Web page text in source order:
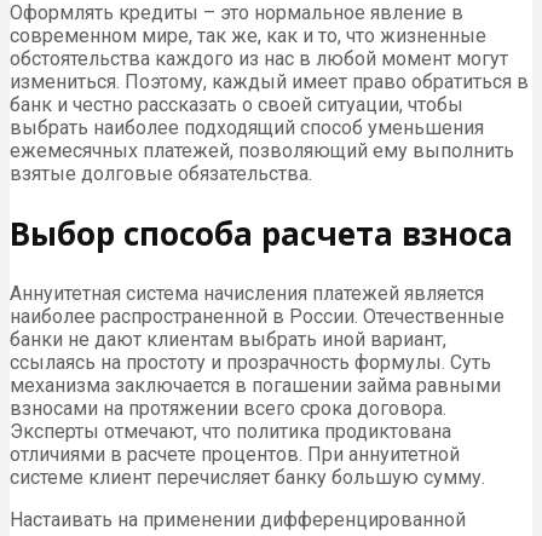
Оформлять кредиты – это нормальное явление в
современном мире, так же, как и то, что жизненные
обстоятельства каждого из нас в любой момент могут
измениться. Поэтому, каждый имеет право обратиться в
банк и честно рассказать о своей ситуации, чтобы
выбрать наиболее подходящий способ уменьшения
ежемесячных платежей, позволяющий ему выполнить
взятые долговые обязательства.
Выбор способа расчета взноса
Аннуитетная система начисления платежей является
наиболее распространенной в России. Отечественные
банки не дают клиентам выбрать иной вариант,
ссылаясь на простоту и прозрачность формулы. Суть
механизма заключается в погашении займа равными
взносами на протяжении всего срока договора.
Эксперты отмечают, что политика продиктована
отличиями в расчете процентов. При аннуитетной
системе клиент перечисляет банку большую сумму.
Настаивать на применении дифференцированной